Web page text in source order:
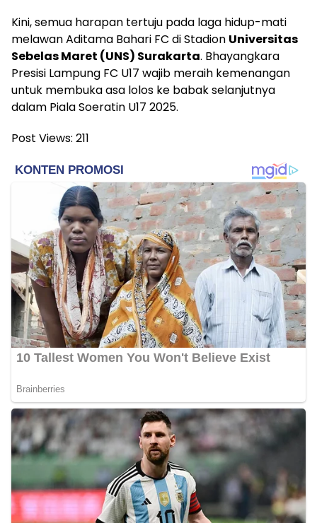
Kini, semua harapan tertuju pada laga hidup-mati
melawan Aditama Bahari FC di Stadion Universitas
Sebelas Maret (UNS) Surakarta. Bhayangkara
Presisi Lampung FC U17 wajib meraih kemenangan
untuk membuka asa lolos ke babak selanjutnya
dalam Piala Soeratin U17 2025.
Post Views: 211